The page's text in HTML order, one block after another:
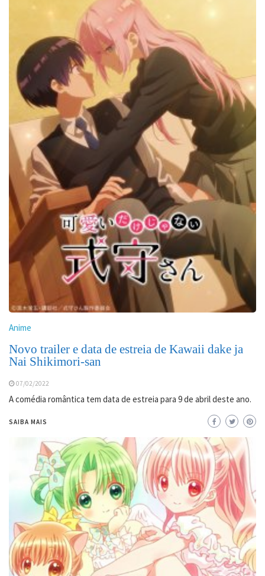
Anime
Novo trailer e data de estreia de Kawaii dake ja
Nai Shikimori-san
07/02/2022
A comédia romântica tem data de estreia para 9 de abril deste ano.
SAIBA MAIS